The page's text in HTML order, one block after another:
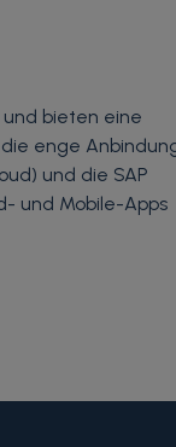
bieten eine
enge
und die SAP
und Mobile-Apps